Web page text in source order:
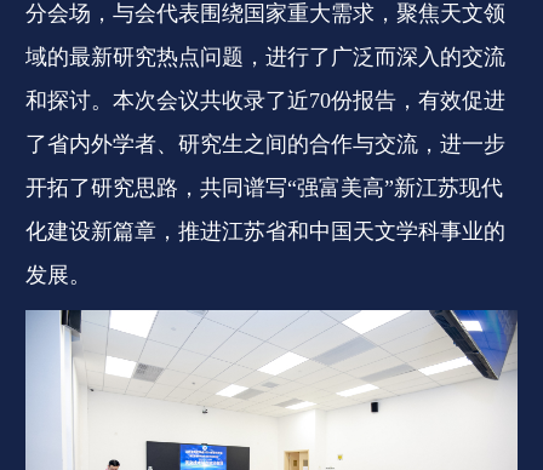
分会场，与会代表围绕国家重大需求，聚焦天文领
域的最新研究热点问题，进行了广泛而深入的交流
和探讨。本次会议共收录了近70份报告，有效促进
了省内外学者、研究生之间的合作与交流，进一步
开拓了研究思路，共同谱写“强富美高”新江苏现代
化建设新篇章，推进江苏省和中国天文学科事业的
发展。